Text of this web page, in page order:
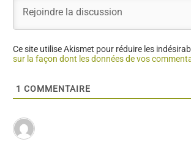
Ce site utilise Akismet pour réduire les
sur la façon dont les données de vos
1 COMMENTAIRE